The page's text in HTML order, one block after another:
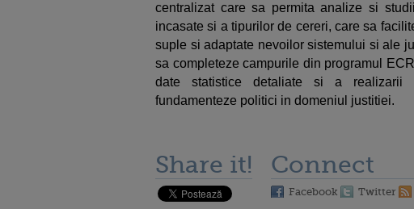
centralizat care sa permita analize si
incasate si a tipurilor de cereri, care sa
suple si adaptate nevoilor sistemului si ale
sa completeze campurile din programul
date statistice detaliate si a realizarii
fundamenteze politici in domeniul justitiei.
Share it! Connect
Facebook Twitter